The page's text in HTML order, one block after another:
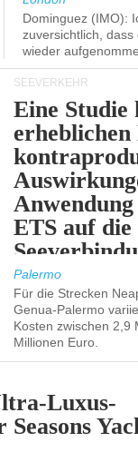
Dominguez (IMO):
zuversichtlich,
wieder
SEEVERKEHR
Eine Studie
ETS auf die
Palermo
Für die Strecken
Genua-Palermo
Kosten zwischen 2,9
Millionen Euro.
Luxus-